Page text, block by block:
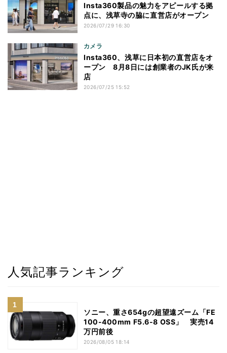
Insta360製品の魅力をアピールする拠
点に、浅草寺の脇に直営店がオープン
2026/07/29 16:30
カメラ
Insta360、浅草に日本初の直営店をオ
ープン 8月8日には創業者のJK氏が来
店
2026/07/25 15:52
人気記事ランキング
ソニー、重さ654gの超望遠ズーム「FE
100-400mm F5.6-8 OSS」 実売14
万円前後
2026/08/05 18:14